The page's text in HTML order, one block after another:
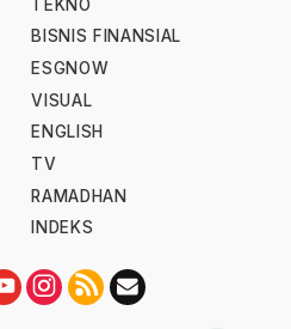
TEKNO
BISNIS FINANSIAL
ESGNOW
VISUAL
ENGLISH
TV
RAMADHAN
INDEKS